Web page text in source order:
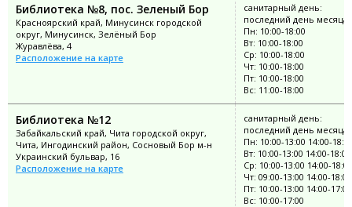
Библиотека №8, пос. Зеленый Бор
Красноярский край, Минусинск городской
округ, Минусинск, Зелёный Бор
Журавлёва, 4
Расположение на карте
санитарный день:
последний день месяца
Пн: 10:00-18:00
Вт: 10:00-18:00
Ср: 10:00-18:00
Чт: 10:00-18:00
Пт: 10:00-18:00
Вс: 11:00-18:00
Библиотека №12
Забайкальский край, Чита городской округ,
Чита, Ингодинский район, Сосновый Бор м-н
Украинский бульвар, 16
Расположение на карте
санитарный день:
последний день месяца
Пн: 10:00-13:00 14:00-
Вт: 10:00-13:00 14:00-18:00
Ср: 10:00-13:00 14:00-18:00
Чт: 09:00-13:00 14:00-18:00
Пт: 10:00-13:00 14:00-17:00
Вс: 10:00-17:00